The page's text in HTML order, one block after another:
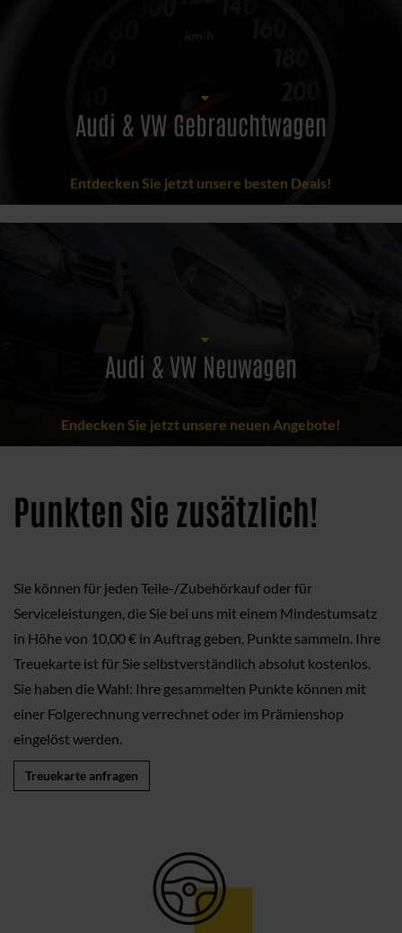
Audi & VW Gebrauchtwagen
Entdecken Sie jetzt unsere besten Deals!
Audi & VW Neuwagen
Endecken Sie jetzt unsere neuen Angebote!
Punkten Sie zusätzlich!
Sie können für jeden Teile-/Zubehörkauf oder für
Serviceleistungen, die Sie bei uns mit einem Mindestumsatz
in Höhe von 10,00 € in Auftrag geben, Punkte sammeln. Ihre
Treuekarte ist für Sie selbstverständlich absolut kostenlos.
Sie haben die Wahl: Ihre gesammelten Punkte können mit
einer Folgerechnung verrechnet oder im Prämienshop
eingelöst werden.
Treuekarte anfragen